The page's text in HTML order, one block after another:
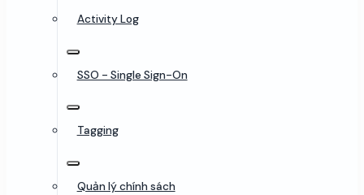
Activity Log
SSO - Single Sign-On
Tagging
Quản lý chính sách